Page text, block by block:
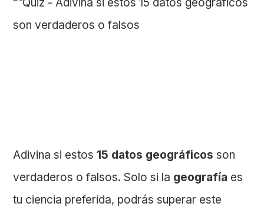
Adivina si estos15 datos geográficos son
verdaderos o falsos. Solo si la geografía es
tu ciencia preferida, podrás superar este